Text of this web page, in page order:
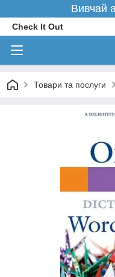
Вивчай
Check It Out
Товари та послуги